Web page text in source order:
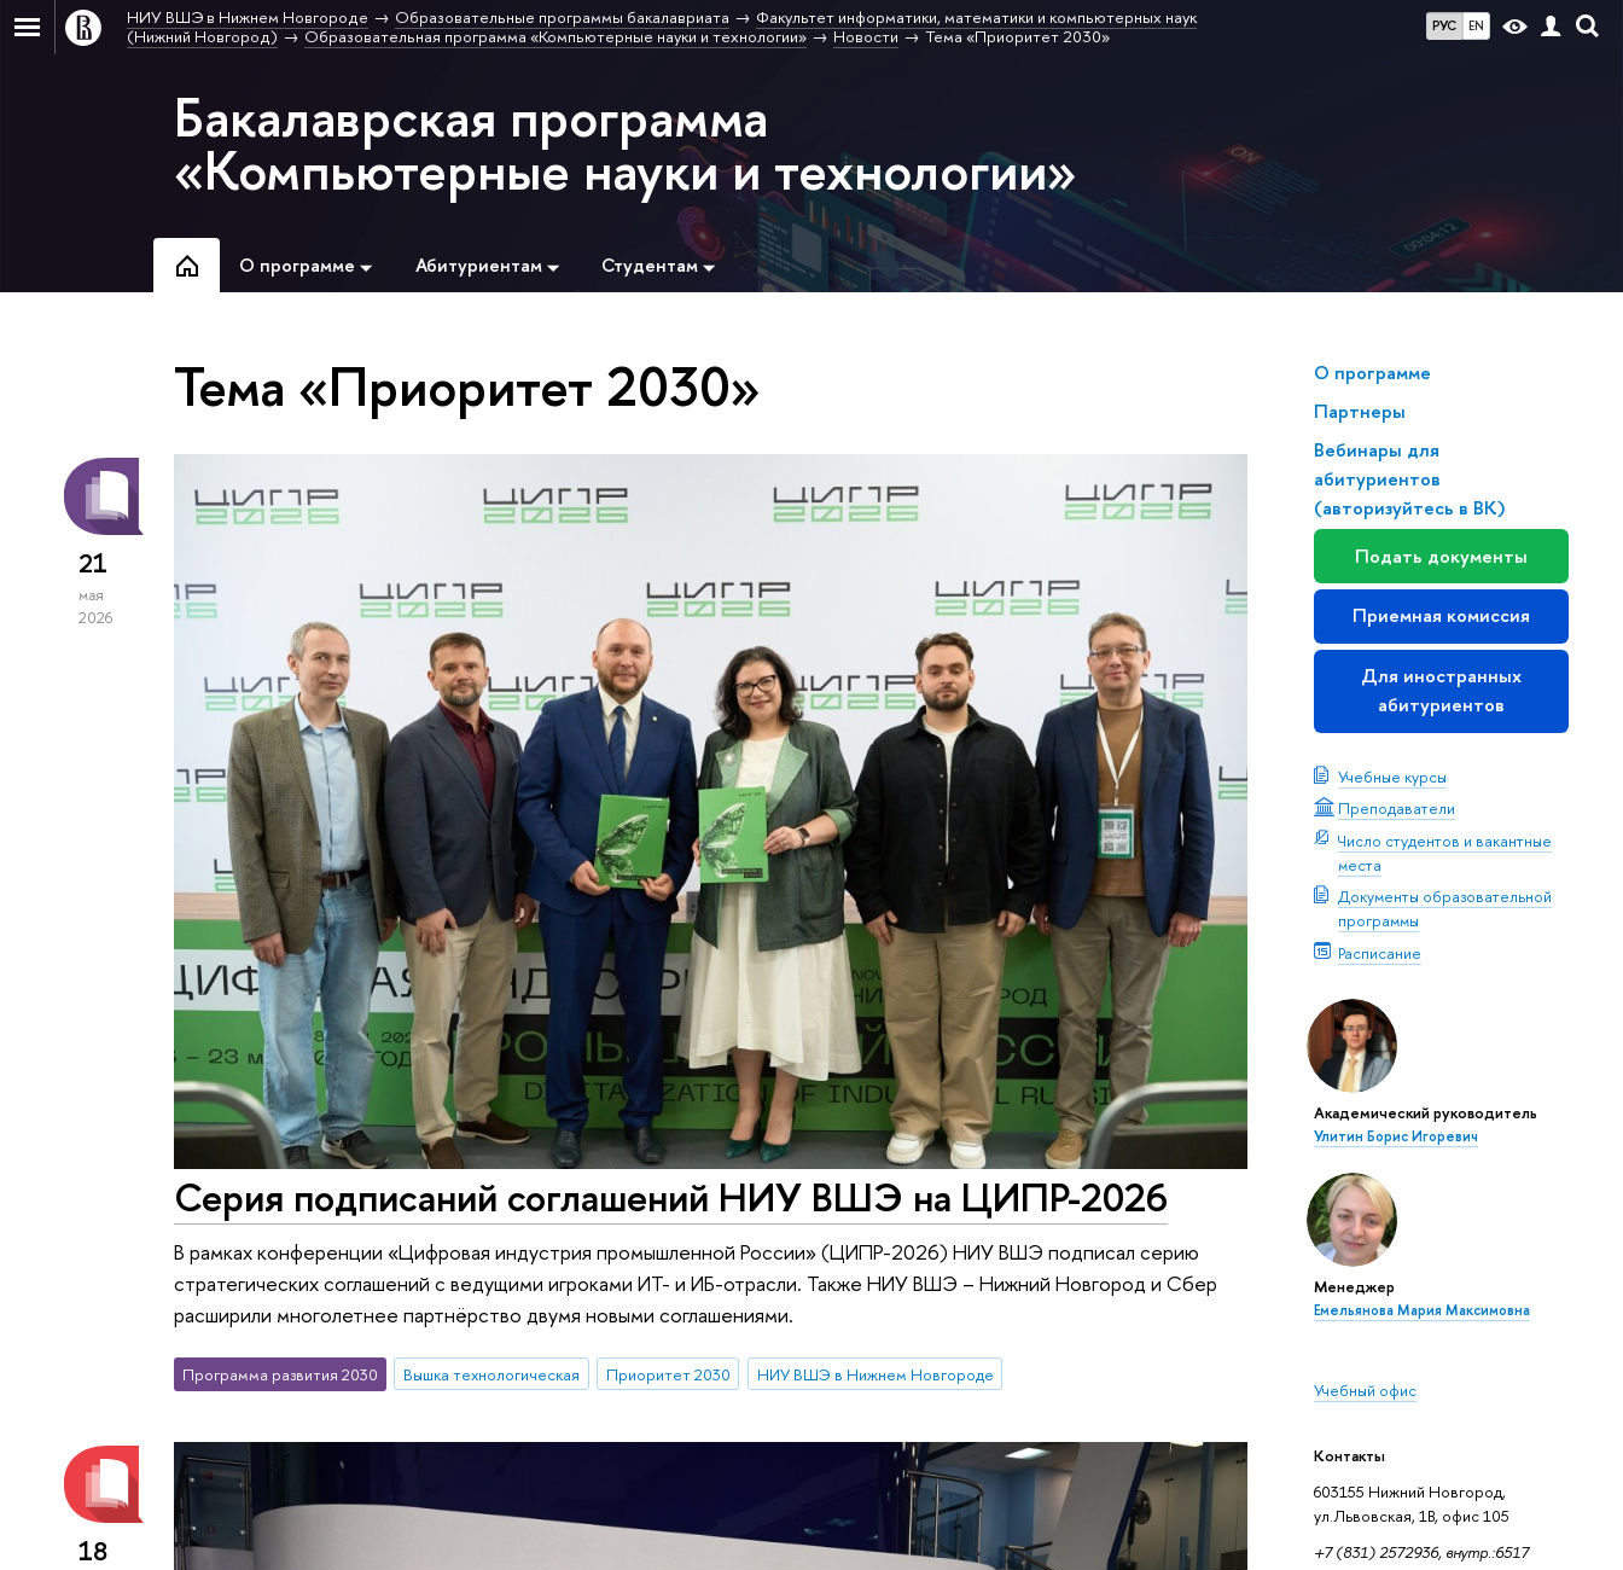
РУС EN
НИУ ВШЭ в Нижнем Новгороде Образовательные программы бакалавриата
Факультет информатики, математики и компьютерных наук
(Нижний Новгород)
Образовательная программа «Компьютерные науки и технологии» Новости Тема «Приоритет 2030»
Бакалаврская программа
«Компьютерные науки и технологии»
О программе Абитуриентам Студентам
О программе
Партнеры
Вебинары для
абитуриентов
(авторизуйтесь в ВК)
Подать документы
Приемная комиссия
Для иностранных
абитуриентов
Учебные курсы
Преподаватели
Число студентов и вакантные
места
Документы образовательной
программы
Расписание
Академический руководитель
Улитин Борис Игоревич
Менеджер
Емельянова Мария Максимовна
Учебный офис
Контакты
603155 Нижний Новгород,
ул.Львовская, 1В, офис 105
+7 (831) 2572936, внутр.:6517
Тема «Приоритет 2030»
21
мая
2026
Серия подписаний соглашений НИУ ВШЭ на ЦИПР-2026
В рамках конференции «Цифровая индустрия промышленной России» (ЦИПР-2026) НИУ ВШЭ подписал серию
стратегических соглашений с ведущими игроками ИТ- и ИБ-отрасли. Также НИУ ВШЭ – Нижний Новгород и Сбер
расширили многолетнее партнёрство двумя новыми соглашениями.
Программа развития 2030 Вышка технологическая Приоритет 2030 НИУ ВШЭ в Нижнем Новгороде
18